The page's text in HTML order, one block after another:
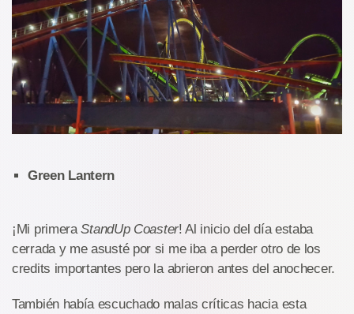
Green Lantern
¡Mi primeraStandUp Coaster! Al inicio del día estaba
cerrada y me asusté por si me iba a perder otro de los
credits importantes pero la abrieron antes del anochecer.
También había escuchado malas críticas hacia esta